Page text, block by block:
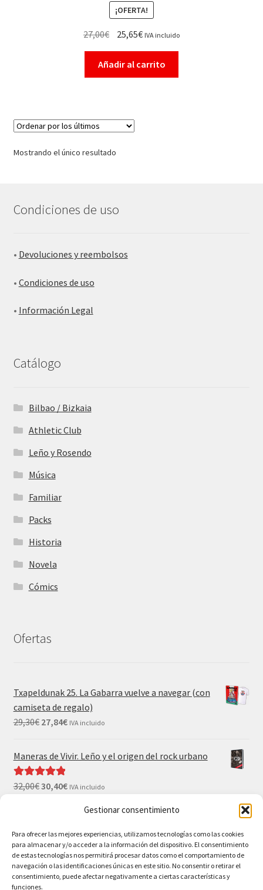
Gestionar consentimiento
Para ofrecer las mejores experiencias, utilizamos tecnologías como las cookies
para almacenar y/o acceder a la información del dispositivo. El consentimiento
de estas tecnologías nos permitirá procesar datos como el comportamiento de
navegación o las identificaciones únicas en este sitio. No consentir o retirar el
consentimiento, puede afectar negativamente a ciertas características y
funciones.
¡OFERTA!
27,00€ 25,65€ IVA incluido
Añadir al carrito
Mostrando el único resultado
Condiciones de uso
• Devoluciones y reembolsos
• Condiciones de uso
• Información Legal
Catálogo
Bilbao / Bizkaia
Athletic Club
Leño y Rosendo
Música
Familiar
Packs
Historia
Novela
Cómics
Ofertas
Txapeldunak 25. La Gabarra vuelve a navegar (con
camiseta de regalo)
29,30€ 27,84€ IVA incluido
Maneras de Vivir. Leño y el origen del rock urbano
Valorado con
32,00€30,40€ IVA incluido
camiseta y postales de regalo)
35,00€33,25€